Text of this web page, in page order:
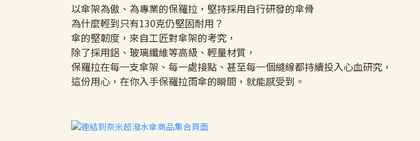
以傘架為傲、為專業的保羅拉，堅持採用自行研發的傘骨
為什麼輕到只有130克仍堅固耐用？
傘的堅韌度，來自工匠對傘架的考究，
除了採用鋁、玻璃纖維等高級、輕量材質，
保羅拉在每一支傘架、每一處接點、甚至每一個縫線都持續投入心血研究，
這份用心，在你入手保羅拉雨傘的瞬間，就能感受到。